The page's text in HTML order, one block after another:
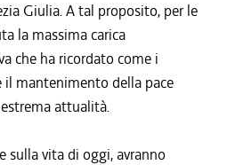
Giulia. A tal proposito, per le
la massima carica
che ha ricordato come i
mantenimento della pace
attualità.
sulla vita di oggi, avranno